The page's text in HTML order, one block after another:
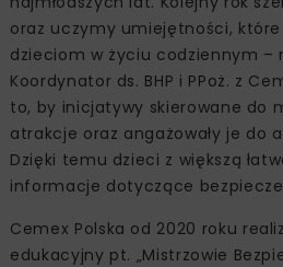
oraz uczymy umiejętności,
dzieciom w życiu codziennym –
Koordynator ds. BHP i PPoż. z
to, by inicjatywy skierowane do
atrakcje oraz angażowały je do
Dzięki temu dzieci z większą
informacje dotyczące
Cemex Polska od 2020 roku
edukacyjny pt. „Mistrzowie